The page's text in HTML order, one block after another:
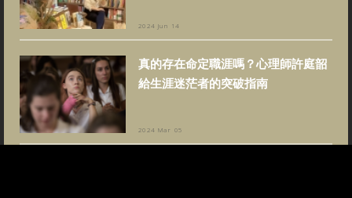
2024 Jun 14
真的存在命定職涯嗎？心理師許庭韶
給生涯迷茫者的突破指南
2024 Mar 05